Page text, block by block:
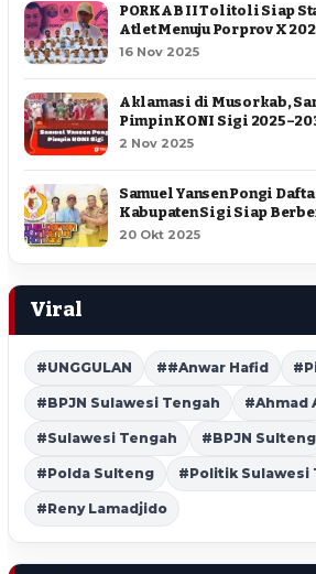
PORKAB II Tolitoli Siap
Atlet Menuju Porprov X
16 Nov 2025
Aklamasi di Musorkab,
Pimpin KONI Sigi
2 Nov 2025
Samuel Yansen Pongi
Kabupaten Sigi Siap
20 Okt 2025
Viral
#UNGGULAN ##Anwar Hafid
#BPJN Sulawesi Tengah #Ahmad
#Sulawesi Tengah #BPJN Sulteng
#Polda Sulteng #Politik Sulawesi
#Reny Lamadjido